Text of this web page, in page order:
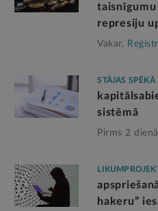
represiju
Vakar,
STĀJAS SPĒKĀ
sistēmā
Pirms 2
hakeru”